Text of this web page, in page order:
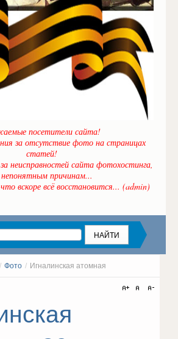
посетители сайта!
за отсутствие фото на страницах
статей!
неисправностей сайта фотохостинга,
причинам...
вскоре всё восстановится... (admin)
/ Фото / Игналинская атомная